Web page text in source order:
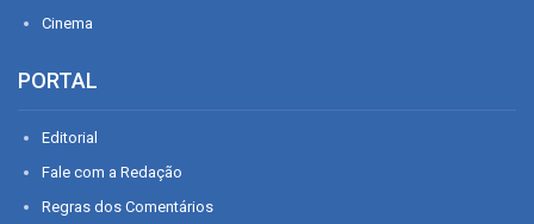
Cinema
PORTAL
Editorial
Fale com a Redação
Regras dos Comentários